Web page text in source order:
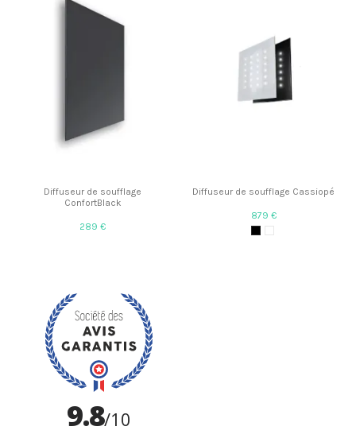
Diffuseur de soufflage
ConfortBlack
289 €
Diffuseur de soufflage Cassiopé
879 €